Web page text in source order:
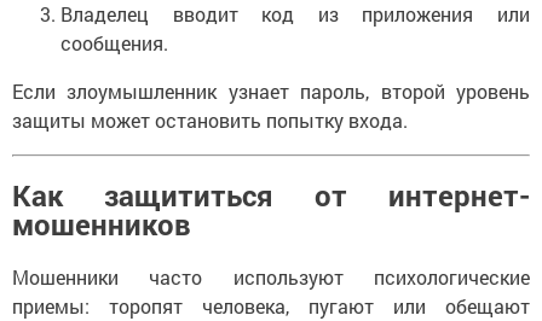
Владелец вводит код из приложения или
сообщения.
Если злоумышленник узнает пароль, второй уровень
защиты может остановить попытку входа.
Как защититься от интернет-
мошенников
Мошенники часто используют психологические
приемы: торопят человека, пугают или обещают